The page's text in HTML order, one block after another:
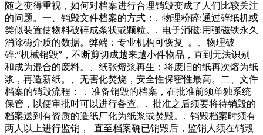
随之变得重视，如何对档案进行合理销毁变成了人们比较关注
的问题。一、销毁文件档案的方式：. 物理粉碎:通过碎纸机或
类似装置使物料破碎成条状或颗粒。. 电子消磁:用强磁铁永久
消除磁介质的数据。弊端：专业机构可恢复 。、物理破
碎:“机械销毁”，不断剪切成越来越小件物品，直到无法识别
和成为混合的废料。、纸张熔浆再生；将废旧的纸再次熔为纸
浆，再造新纸。、无害化焚烧，安全性保密性最高。二、文件
档案的销毁流程： . 准备销毁的档案，在批准前须单独系统
保管，以便审批时可以进行备查。. 批准之后须要将待销毁的
档案送到有资质的造纸厂化为纸浆或焚毁。. 销毁档案时须有
两人以上进行监销， 直至档案确已销毁后，监销人须在销毁